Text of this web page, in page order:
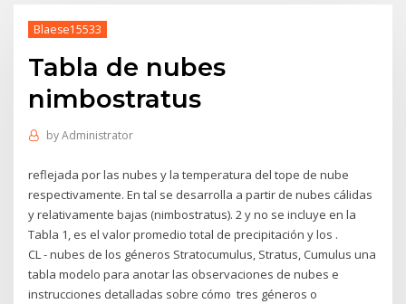
Blaese15533
Tabla de nubes
nimbostratus
byAdministrator
reflejada por las nubes y la temperatura del tope de nube
respectivamente. En tal se desarrolla a partir de nubes cálidas
y relativamente bajas (nimbostratus). 2 y no se incluye en la
Tabla 1, es el valor promedio total de precipitación y los .
CL - nubes de los géneros Stratocumulus, Stratus, Cumulus una
tabla modelo para anotar las observaciones de nubes e
instrucciones detalladas sobre cómo tres géneros o